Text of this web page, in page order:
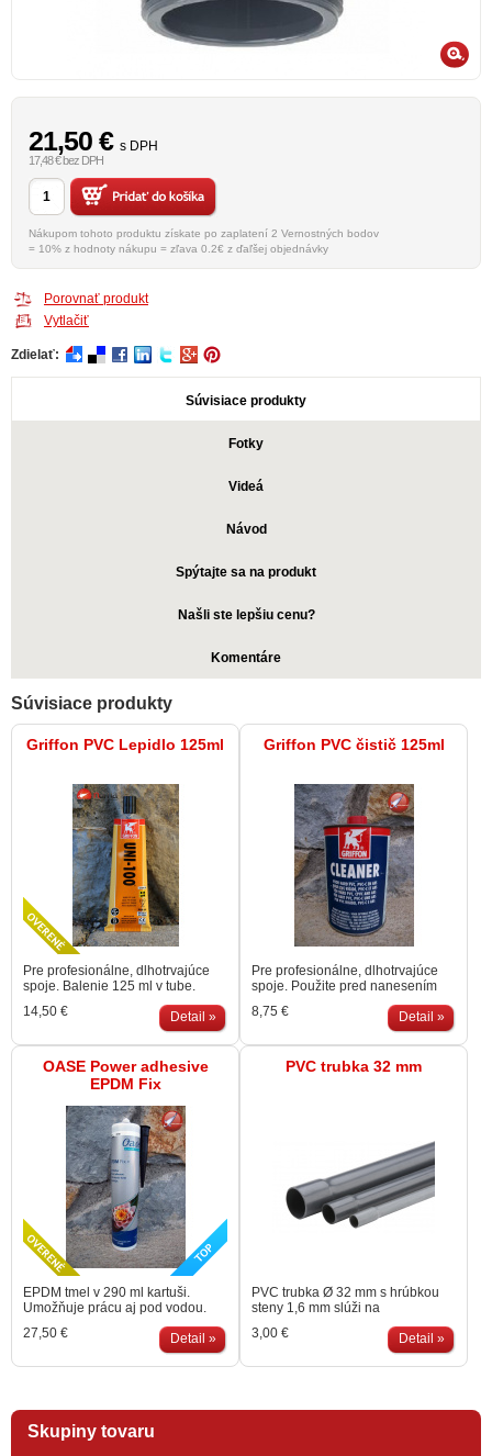
21,50 € s DPH
17,48 € bez DPH
Nákupom tohoto produktu získate po zaplatení 2 Vernostných bodov
= 10% z hodnoty nákupu = zľava 0.2€ z ďaľšej objednávky
Porovnať produkt
Vytlačiť
Zdielať:
Súvisiace produkty
Fotky
Videá
Návod
Spýtajte sa na produkt
Našli ste lepšiu cenu?
Komentáre
Súvisiace produkty
Griffon PVC Lepidlo 125ml
Pre profesionálne, dlhotrvajúce
spoje. Balenie 125 ml v tube.
14,50 €
Detail »
Griffon PVC čistič 125ml
Pre profesionálne, dlhotrvajúce
spoje. Použite pred nanesením
lepidla na vyčistenie, odmastenie
a naleptanie spojov.
8,75 € Detail »
OASE Power adhesive
EPDM Fix
EPDM tmel v 290 ml kartuši.
Umožňuje prácu aj pod vodou.
27,50 € Detail »
PVC trubka 32 mm
PVC trubka Ø 32 mm s hrúbkou
steny 1,6 mm slúži na
profesionálne, dlhotrvajúce
prepojenie akvária s filtráciou.
Priemer: 32 mm • Hrúbka steny:
3,00 € Detail »
Skupiny tovaru